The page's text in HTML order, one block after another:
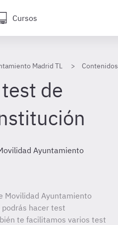
Cursos
Madrid TL Contenidos
de
Ayuntamiento
Movilidad Ayuntamiento
podrás hacer test
te facilitamos varios test